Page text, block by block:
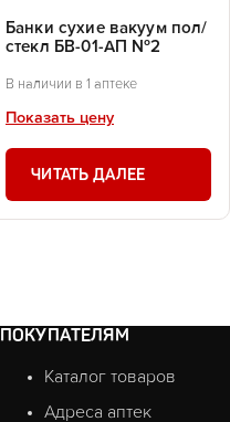
Банки сухие вакуум пол/
стекл БВ-01-АП №2
В наличии в 1 аптеке
Показать цену
ЧИТАТЬ ДАЛЕЕ
ПОКУПАТЕЛЯМ
Каталог товаров
Адреса аптек